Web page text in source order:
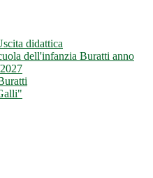
didattica
dell'infanzia Buratti anno